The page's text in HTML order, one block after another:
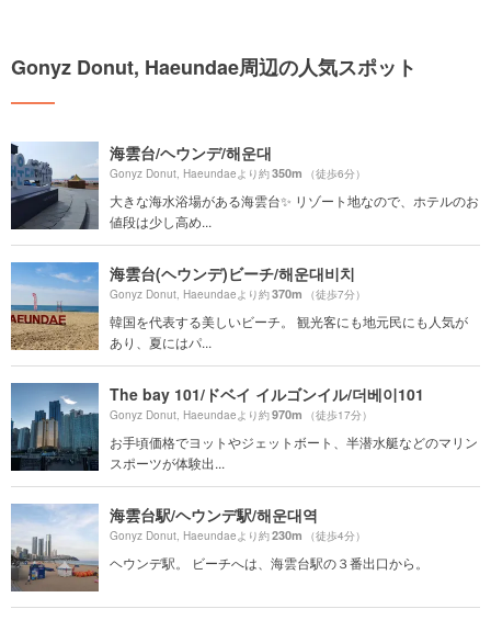
Gonyz Donut, Haeundae周辺の人気スポット
海雲台/ヘウンデ/해운대
Gonyz Donut, Haeundaeより約350m （徒歩6分）
大きな海水浴場がある海雲台✨ リゾート地なので、ホテルのお
値段は少し高め...
海雲台(ヘウンデ)ビーチ/해운대비치
Gonyz Donut, Haeundaeより約370m （徒歩7分）
韓国を代表する美しいビーチ。 観光客にも地元民にも人気が
あり、夏にはパ...
The bay 101/ドベイ イルゴンイル/더베이101
Gonyz Donut, Haeundaeより約970m （徒歩17分）
お手頃価格でヨットやジェットボート、半潜水艇などのマリン
スポーツが体験出...
海雲台駅/ヘウンデ駅/해운대역
Gonyz Donut, Haeundaeより約230m （徒歩4分）
ヘウンデ駅。 ビーチへは、海雲台駅の３番出口から。